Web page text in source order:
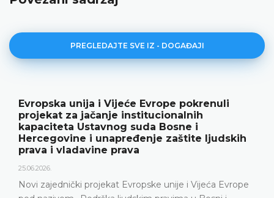
PREGLEDAJTE SVE IZ - DOGAĐAJI
Evrope
Ustavni sud BiH predstavio godišnje
rezultate rada i novu publikaciju
18.05.2026.
Ustavni sud Bosne i Hercegovine je 15. maja
Ustavnog suda u 2025. godini, ali i izazovi s